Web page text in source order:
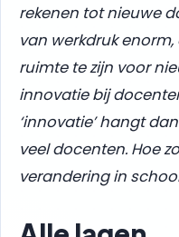
rekenen tot nieuwe
van werkdruk
ruimte te zijn voor
innovatie bij
‘innovatie’ hangt
veel docenten. Hoe
verandering in